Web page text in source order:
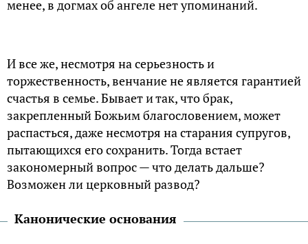
менее, в догмах об ангеле нет упоминаний.
И все же, несмотря на серьезность и
торжественность, венчание не является гарантией
счастья в семье. Бывает и так, что брак,
закрепленный Божьим благословением, может
распасться, даже несмотря на старания супругов,
пытающихся его сохранить. Тогда встает
закономерный вопрос — что делать дальше?
Возможен ли церковный развод?
Канонические основания